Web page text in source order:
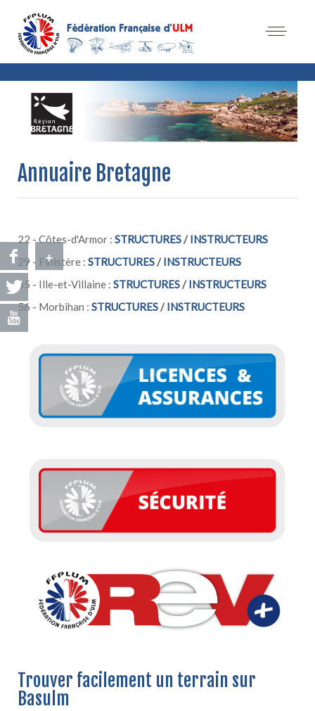
Annuaire Bretagne
22 - Côtes-d'Armor : STRUCTURES/INSTRUCTEURS
29 - Finistère : STRUCTURES/INSTRUCTEURS
35 - Ille-et-Villaine : STRUCTURES/INSTRUCTEURS
56 - Morbihan : STRUCTURES/INSTRUCTEURS
Trouver facilement un terrain sur
Basulm
+